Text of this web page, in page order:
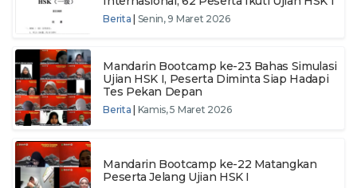
Berita| Senin, 9 Maret 2026
Mandarin Bootcamp ke-23 Bahas Simulasi
Ujian HSK I, Peserta Diminta Siap Hadapi
Tes Pekan Depan
Berita Kamis, 5 Maret 2026
Mandarin Bootcamp ke-22 Matangkan
Peserta Jelang Ujian HSK I